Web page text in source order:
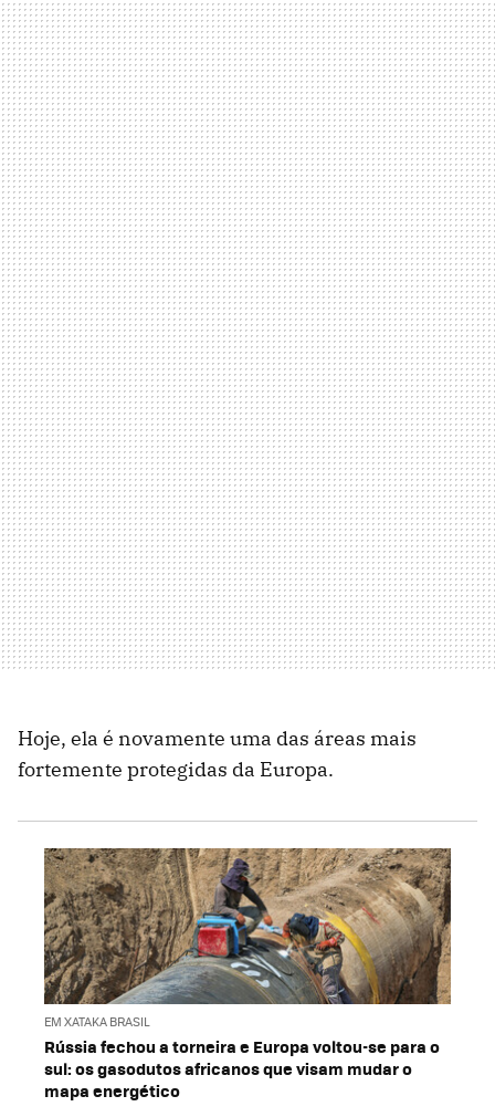
Hoje, ela é novamente uma das áreas mais
fortemente protegidas da Europa.
EM XATAKA BRASIL
Rússia fechou a torneira e Europa voltou-se para o
sul: os gasodutos africanos que visam mudar o
mapa energético